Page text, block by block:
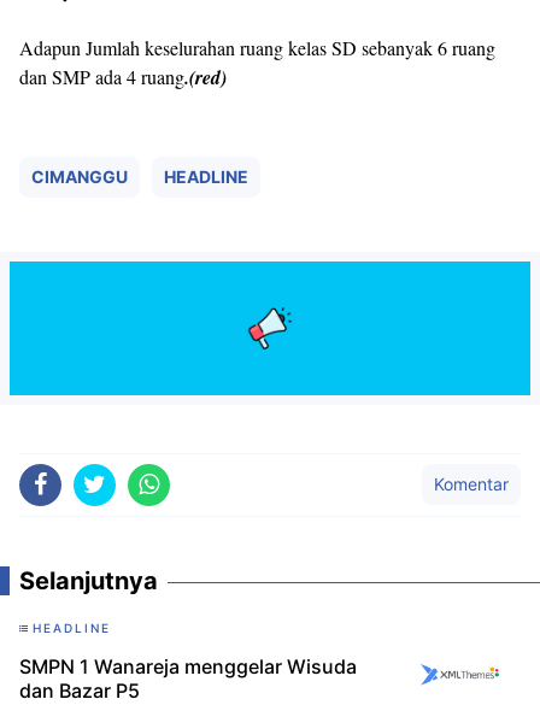
Adapun Jumlah keselurahan ruang kelas SD sebanyak 6 ruang
dan SMP ada 4 ruang.(red)
CIMANGGU HEADLINE
Komentar
Selanjutnya
HEADLINE
SMPN 1 Wanareja menggelar Wisuda
dan Bazar P5